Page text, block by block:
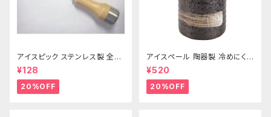
アイスピック ステンレス製 全長
215ｍｍ
¥128
20%OFF
アイスペール 陶器製 冷めにくい
二重構造 860ml
¥520
20%OFF